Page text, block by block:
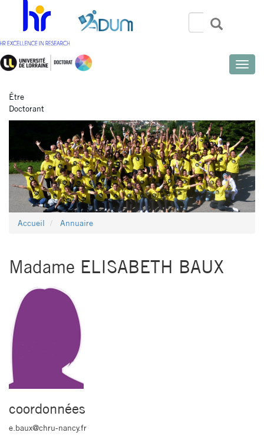
contenu
principal
Search
Rechercher
Toggle
Être
Doctorant
Accueil Annuaire
Madame ELISABETH BAUX
coordonnées
e.baux@chru-nancy.fr